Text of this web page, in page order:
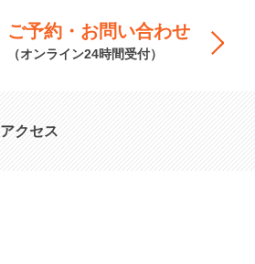
ご予約・お問い合わせ
（オンライン24時間受付）
アクセス